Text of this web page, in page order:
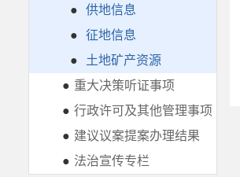
●
供地信息
●
征地信息
●
土地矿产资源
● 重大决策听证事项
● 行政许可及其他管理事项
● 建议议案提案办理结果
● 法治宣传专栏